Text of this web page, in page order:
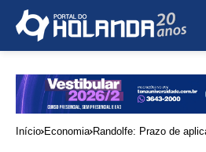
Início Economia Randolfe: Prazo de